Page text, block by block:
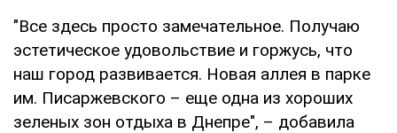
"Все здесь просто замечательное. Получаю
эстетическое удовольствие и горжусь, что
наш город развивается. Новая аллея в парке
им. Писаржевского – еще одна из хороших
зеленых зон отдыха в Днепре", – добавила